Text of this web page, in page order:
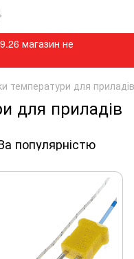
магазин не
температури для приладів
для приладів
популярністю